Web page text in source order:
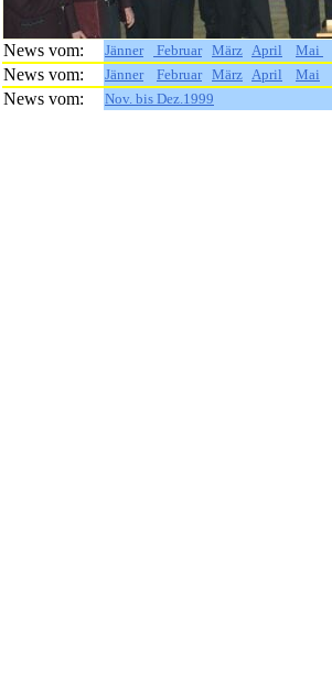
News vom: Jänner Februar März April Mai
News vom: Jänner Februar März April Mai
News vom: Nov. bis Dez.1999